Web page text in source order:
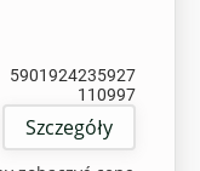
5901924235927
110997
Szczegóły